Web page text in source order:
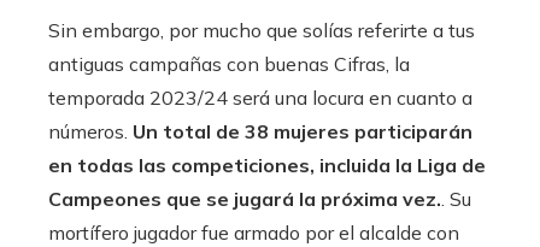
Sin embargo, por mucho que solías referirte a tus
antiguas campañas con buenas Cifras, la
temporada 2023/24 será una locura en cuanto a
números. Un total de 38 mujeres participarán
en todas las competiciones, incluida la Liga de
Campeones que se jugará la próxima vez.. Su
mortífero jugador fue armado por el alcalde con